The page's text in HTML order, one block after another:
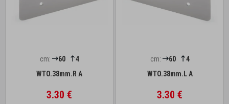
cm: 60
4
WTO.38mm.R A
3.30 €
cm: 60
4
WTO.38mm.L A
3.30 €